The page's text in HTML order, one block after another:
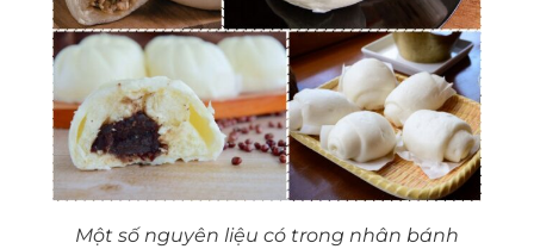
Một số nguyên liệu có trong nhân bánh